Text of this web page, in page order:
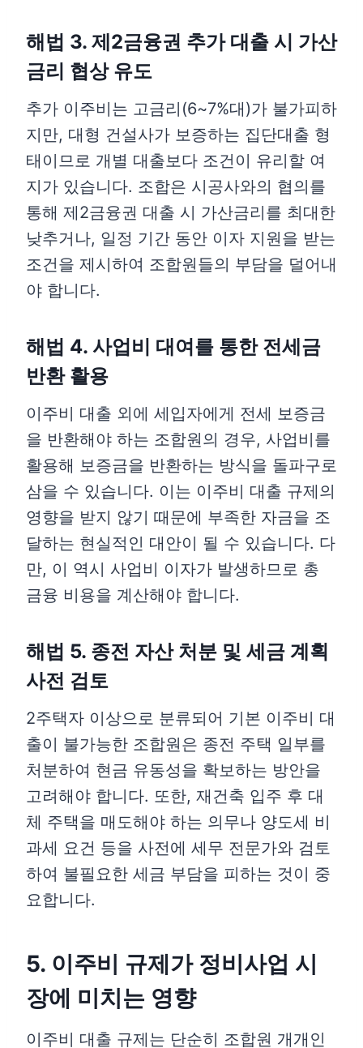
해법 3. 제2금융권 추가 대출 시 가산
금리 협상 유도
추가 이주비는 고금리(6~7%대)가 불가피하
지만, 대형 건설사가 보증하는 집단대출 형
태이므로 개별 대출보다 조건이 유리할 여
지가 있습니다. 조합은 시공사와의 협의를
통해 제2금융권 대출 시 가산금리를 최대한
낮추거나, 일정 기간 동안 이자 지원을 받는
조건을 제시하여 조합원들의 부담을 덜어내
야 합니다.
해법 4. 사업비 대여를 통한 전세금
반환 활용
이주비 대출 외에 세입자에게 전세 보증금
을 반환해야 하는 조합원의 경우, 사업비를
활용해 보증금을 반환하는 방식을 돌파구로
삼을 수 있습니다. 이는 이주비 대출 규제의
영향을 받지 않기 때문에 부족한 자금을 조
달하는 현실적인 대안이 될 수 있습니다. 다
만, 이 역시 사업비 이자가 발생하므로 총
금융 비용을 계산해야 합니다.
해법 5. 종전 자산 처분 및 세금 계획
사전 검토
2주택자 이상으로 분류되어 기본 이주비 대
출이 불가능한 조합원은 종전 주택 일부를
처분하여 현금 유동성을 확보하는 방안을
고려해야 합니다. 또한, 재건축 입주 후 대
체 주택을 매도해야 하는 의무나 양도세 비
과세 요건 등을 사전에 세무 전문가와 검토
하여 불필요한 세금 부담을 피하는 것이 중
요합니다.
5. 이주비 규제가 정비사업 시
장에 미치는 영향
이주비 대출 규제는 단순히 조합원 개개인